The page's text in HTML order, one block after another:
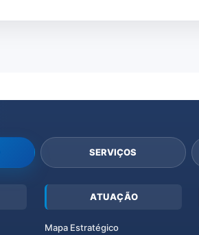
SERVIÇOS
ATUAÇÃO
Mapa Estratégico